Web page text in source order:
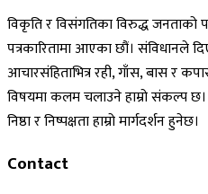
विकृति र विसंगतिका विरुद्ध जनताको
पत्रकारितामा आएका छौं। संविधानले
आचारसंहिताभित्र रही, गाँस, बास र
विषयमा कलम चलाउने हाम्रो संकल्प
निष्ठा र निष्पक्षता हाम्रो मार्गदर्शन हुनेछ।
Contact